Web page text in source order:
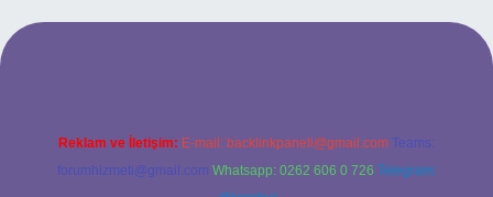
giriş adresi
Reklam ve İletişim: E-mail: backlinkpaneli@gmail.com Teams:
forumhizmeti@gmail.com Whatsapp: 0262 606 0 726 Telegram: